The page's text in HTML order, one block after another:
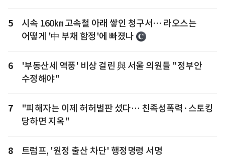
5
시속 160㎞ 고속철 아래 쌓인 청구서… 라오스는
어떻게 '中 부채 함정'에 빠졌나
6
'부동산세 역풍' 비상 걸린 與 서울 의원들 "정부안
수정해야"
7
"피해자는 이제 허허벌판 섰다… 친족성폭력·스토킹
당하면 지옥"
8 트럼프, '원정 출산 차단' 행정명령 서명